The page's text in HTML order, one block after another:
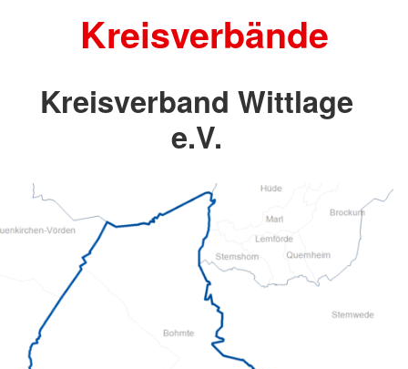
Kreisverbände
Kreisverband Wittlage
e.V.